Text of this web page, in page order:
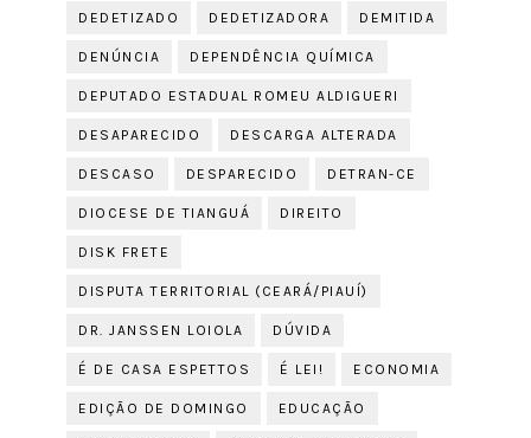
DEDETIZADO DEDETIZADORA DEMITIDA
DENÚNCIA DEPENDÊNCIA QUÍMICA
DEPUTADO ESTADUAL ROMEU ALDIGUERI
DESAPARECIDO DESCARGA ALTERADA
DESCASO DESPARECIDO DETRAN-CE
DIOCESE DE TIANGUÁ DIREITO
DISK FRETE
DISPUTA TERRITORIAL (CEARÁ/PIAUÍ)
DR. JANSSEN LOIOLA DÚVIDA
É DE CASA ESPETTOS É LEI! ECONOMIA
EDIÇÃO DE DOMINGO EDUCAÇÃO